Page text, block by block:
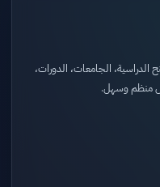
الجامعات، الدورات،
منظم وسهل.